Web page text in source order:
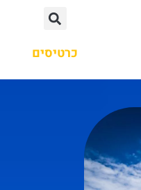
כרטיסים